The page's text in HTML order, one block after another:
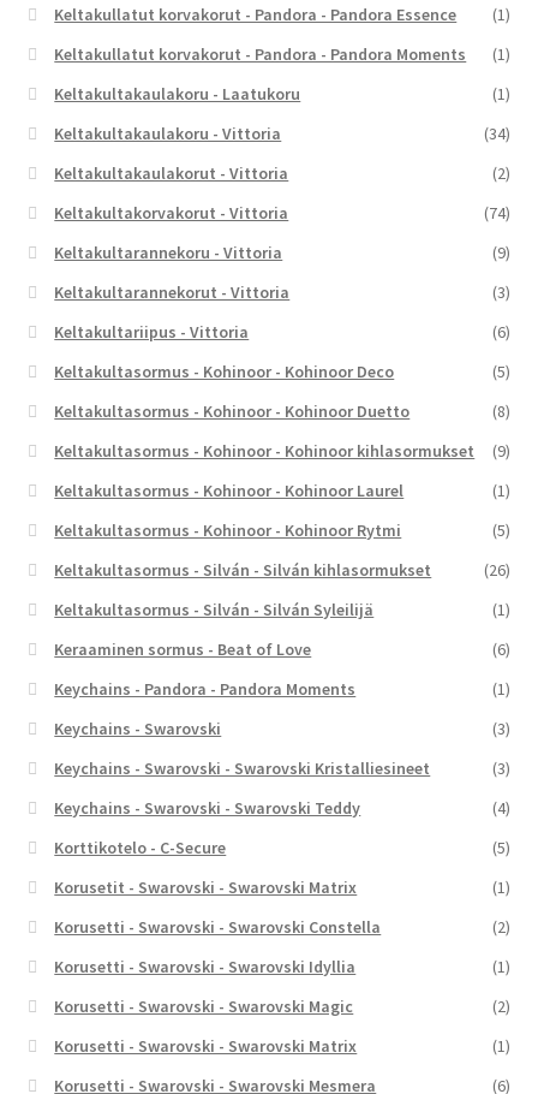
Keltakullatut korvakorut - Pandora - Pandora Essence
(1)
Keltakullatut korvakorut - Pandora - Pandora Moments
(1)
Keltakultakaulakoru - Laatukoru
(1)
Keltakultakaulakoru - Vittoria
(34)
Keltakultakaulakorut - Vittoria
(2)
Keltakultakorvakorut - Vittoria
(74)
Keltakultarannekoru - Vittoria
(9)
Keltakultarannekorut - Vittoria
(3)
Keltakultariipus - Vittoria
(6)
Keltakultasormus - Kohinoor - Kohinoor Deco
(5)
Keltakultasormus - Kohinoor - Kohinoor Duetto
(8)
Keltakultasormus - Kohinoor - Kohinoor kihlasormukset
(9)
Keltakultasormus - Kohinoor - Kohinoor Laurel
(1)
Keltakultasormus - Kohinoor - Kohinoor Rytmi
(5)
Keltakultasormus - Silván - Silván kihlasormukset
(26)
Keltakultasormus - Silván - Silván Syleilijä
(1)
Keraaminen sormus - Beat of Love
(6)
Keychains - Pandora - Pandora Moments
(1)
Keychains - Swarovski
(3)
Keychains - Swarovski - Swarovski Kristalliesineet
(3)
Keychains - Swarovski - Swarovski Teddy
(4)
Korttikotelo - C-Secure
(5)
Korusetit - Swarovski - Swarovski Matrix
(1)
Korusetti - Swarovski - Swarovski Constella
(2)
Korusetti - Swarovski - Swarovski Idyllia
(1)
Korusetti - Swarovski - Swarovski Magic
(2)
Korusetti - Swarovski - Swarovski Matrix
(1)
Korusetti - Swarovski - Swarovski Mesmera
(6)